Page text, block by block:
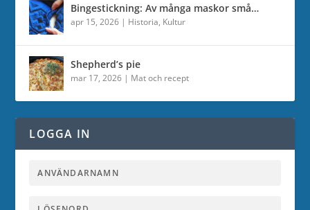
Bingestickning: Av många maskor små…
apr 15, 2026 | Historia, Kultur
Shepherd’s pie
mar 17, 2026 | Mat och recept
LOGGA IN